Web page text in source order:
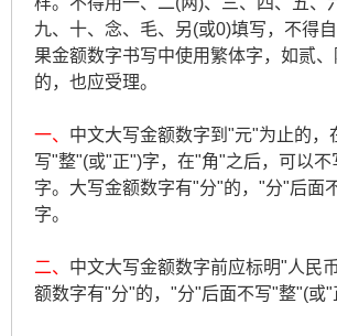
九、十、念、毛、另(或0)填写，不得
果金额数字书写中使用繁体字，如贰
的，也应受理。
一、 中文大写金额数字到"元"为止的，
写"整"(或"正")字，在"角"之后，可以
字。大写金额数字有"分"的，"分"后面
字。
二、 中文大写金额数字前应标明"人民
额数字有"分"的，"分"后面不写"整"(或"